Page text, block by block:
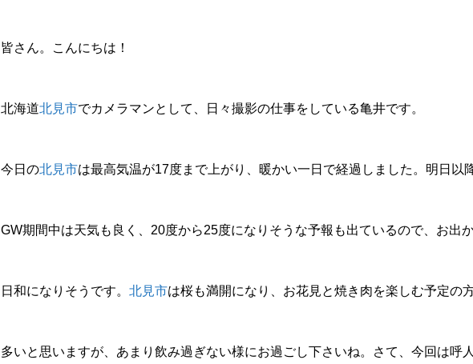
皆さん。こんにちは！
北海道北見市でカメラマンとして、日々撮影の仕事をしている亀井です。
今日の北見市は最高気温が17度まで上がり、暖かい一日で経過しました。明日以
GW期間中は天気も良く、20度から25度になりそうな予報も出ているので、お出
日和になりそうです。 北見市は桜も満開になり、お花見と焼き肉を楽しむ予定の
多いと思いますが、あまり飲み過ぎない様にお過ごし下さいね。さて、今回は呼